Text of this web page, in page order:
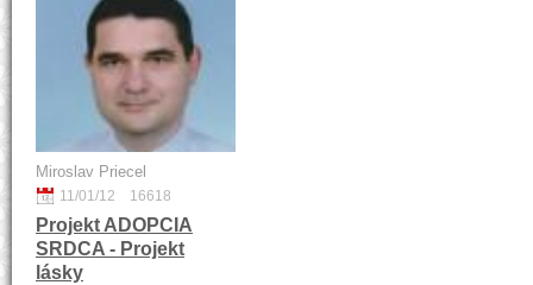
Miroslav Priecel
11/01/12 16618
Projekt ADOPCIA
SRDCA - Projekt
lásky